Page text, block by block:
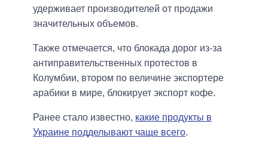
удерживает производителей от продажи
значительных объемов.
Также отмечается, что блокада дорог из-за
антиправительственных протестов в
Колумбии, втором по величине экспортере
арабики в мире, блокирует экспорт кофе.
Ранее стало известно, какие продукты в
Украине подделывают чаще всего.